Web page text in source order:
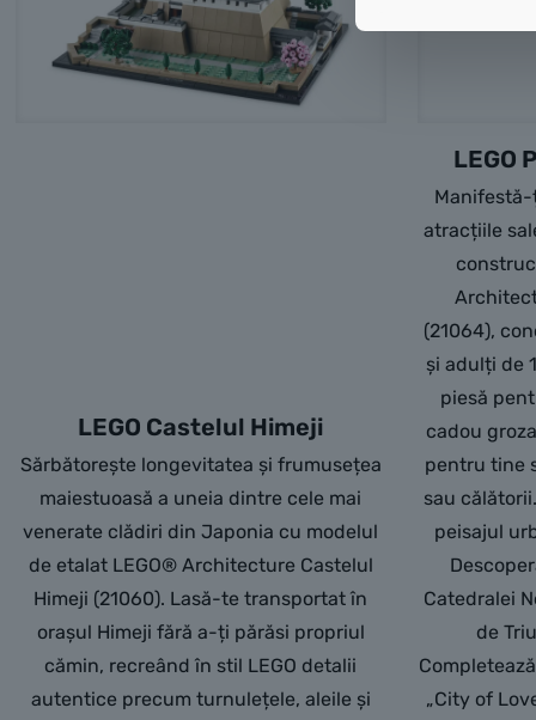
LEGO Castelul Himeji
Sărbătorește longevitatea și frumusețea
maiestuoasă a uneia dintre cele mai
venerate clădiri din Japonia cu modelul
de etalat LEGO® Architecture Castelul
Himeji (21060). Lasă-te transportat în
orașul Himeji fără a-ți părăsi propriul
cămin, recreând în stil LEGO detalii
autentice precum turnulețele, aleile și
LEGO
atracțiile
(21064),
și adulți de
piesă
cadou
pentru tine
sau
peisajul
Catedralei
de
„City of